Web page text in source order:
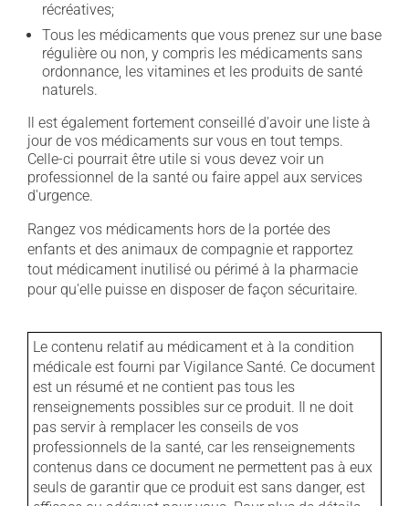
récréatives;
Tous les médicaments que vous prenez sur une base
régulière ou non, y compris les médicaments sans
ordonnance, les vitamines et les produits de santé
naturels.
Il est également fortement conseillé d'avoir une liste à
jour de vos médicaments sur vous en tout temps.
Celle-ci pourrait être utile si vous devez voir un
professionnel de la santé ou faire appel aux services
d'urgence.
Rangez vos médicaments hors de la portée des
enfants et des animaux de compagnie et rapportez
tout médicament inutilisé ou périmé à la pharmacie
pour qu'elle puisse en disposer de façon sécuritaire.
Le contenu relatif au médicament et à la condition
médicale est fourni par Vigilance Santé. Ce document
est un résumé et ne contient pas tous les
renseignements possibles sur ce produit. Il ne doit
pas servir à remplacer les conseils de vos
professionnels de la santé, car les renseignements
contenus dans ce document ne permettent pas à eux
seuls de garantir que ce produit est sans danger, est